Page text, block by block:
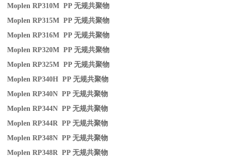
Moplen RP310M PP无规共聚物
Moplen RP315M PP无规共聚物
Moplen RP316M PP无规共聚物
Moplen RP320M PP无规共聚物
Moplen RP325M PP无规共聚物
Moplen RP340H PP无规共聚物
Moplen RP340N PP无规共聚物
Moplen RP344N PP无规共聚物
Moplen RP344R PP无规共聚物
Moplen RP348N PP无规共聚物
Moplen RP348R PP无规共聚物